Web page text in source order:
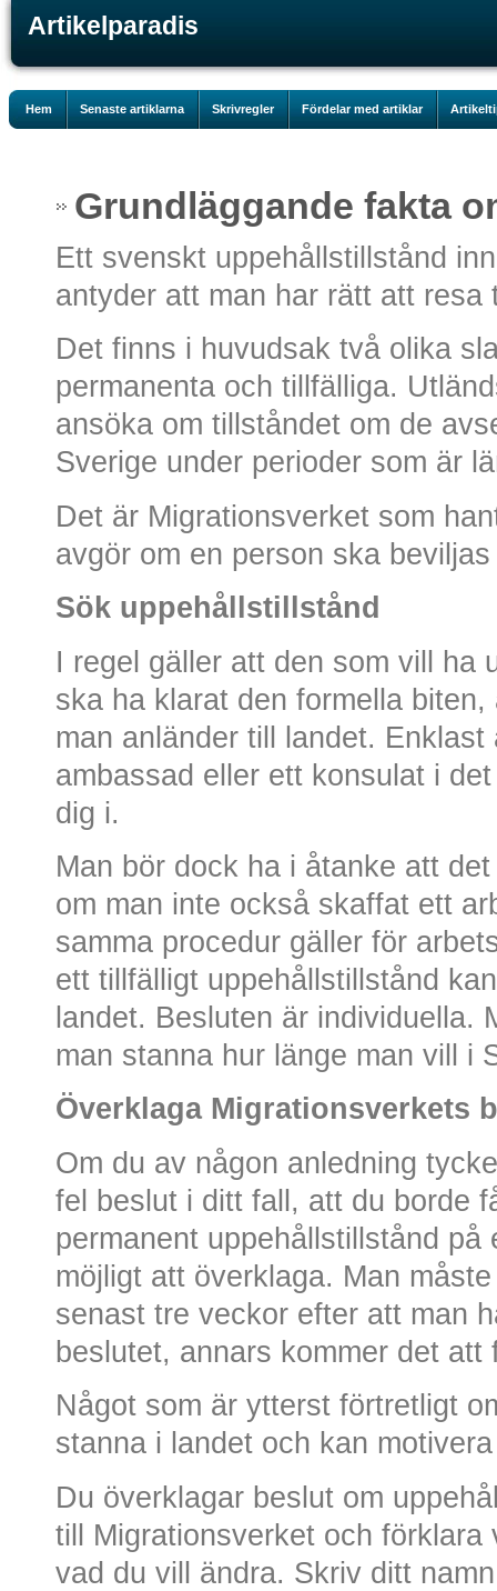
Artikelparadis
Hem Senaste artiklarna Skrivregler Fördelar med artiklar
Grundläggande fakta
Ett svenskt uppehållstillstånd
antyder att man har rätt att resa
Det finns i huvudsak två olika
permanenta och tillfälliga.
ansöka om tillståndet om de
Sverige under perioder som är
Det är Migrationsverket som
avgör om en person ska
Sök uppehållstillstånd
I regel gäller att den som vill ha
ska ha klarat den formella
man anländer till landet.
ambassad eller ett konsulat i
dig i.
Man bör dock ha i åtanke att
om man inte också skaffat ett
samma procedur gäller för
ett tillfälligt uppehållstillstånd
landet. Besluten är individuella.
man stanna hur länge man vill i
Överklaga Migrationsverkets
Om du av någon anledning
fel beslut i ditt fall, att du borde
permanent uppehållstillstånd
möjligt att överklaga. Man
senast tre veckor efter att man
beslutet, annars kommer det att
Något som är ytterst förtretligt
stanna i landet och kan
Du överklagar beslut om
till Migrationsverket och
vad du vill ändra. Skriv ditt